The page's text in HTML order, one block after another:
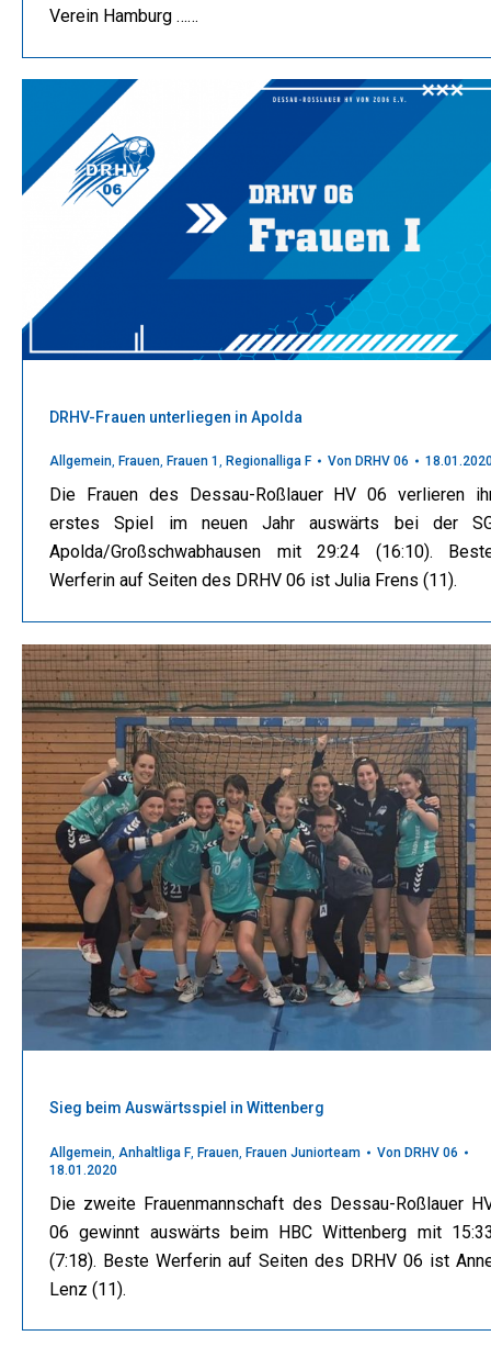
Verein Hamburg ……
DRHV-Frauen unterliegen in Apolda
Allgemein, Frauen, Frauen 1 , Regionalliga F Von DRHV 06
Die Frauen des Dessau-Roßlauer HV 06 verlieren
erstes Spiel im neuen Jahr auswärts bei der
Apolda/Großschwabhausen mit 29:24 (16:10).
Werferin auf Seiten des DRHV 06 ist Julia Frens (11).
Sieg beim Auswärtsspiel in Wittenberg
Allgemein Anhaltliga F Frauen Frauen Juniorteam Von DRHV 06
18.01.2020
Die zweite Frauenmannschaft des Dessau-Roßlauer
06 gewinnt auswärts beim HBC Wittenberg mit
(7:18). Beste Werferin auf Seiten des DRHV 06 ist
Lenz (11).